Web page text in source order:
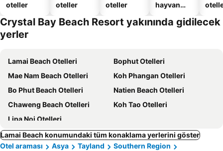
oteller
oteller
oteller
hayvan
oteller
Crystal Bay Beach Resort yakınında gidilecek
yerler
Lamai Beach Otelleri
Bophut Otelleri
Mae Nam Beach Otelleri
Koh Phangan Otelleri
Bo Phut Beach Otelleri
Natien Beach Otelleri
Chaweng Beach Otelleri
Koh Tao Otelleri
Lipa Noi Otelleri
Lamai Beach konumundaki tüm konaklama yerlerini göster
Otel araması
Asya Tayland
Southern Region